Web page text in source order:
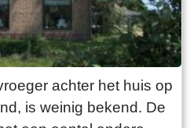
namelijk omhoog als
achter het huis op
is weinig bekend. De